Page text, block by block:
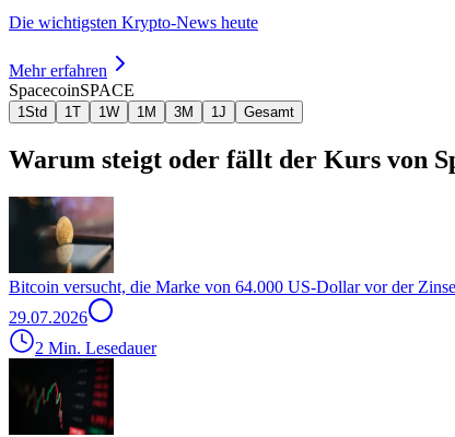
Die wichtigsten Krypto-News heute
Mehr erfahren
SpacecoinSPACE
1Std 1T 1W 1M 3M 1J Gesamt
Warum steigt oder fällt der Kurs von
Bitcoin versucht, die Marke von 64.000 US-Dollar vor der
29.07.2026
2 Min. Lesedauer